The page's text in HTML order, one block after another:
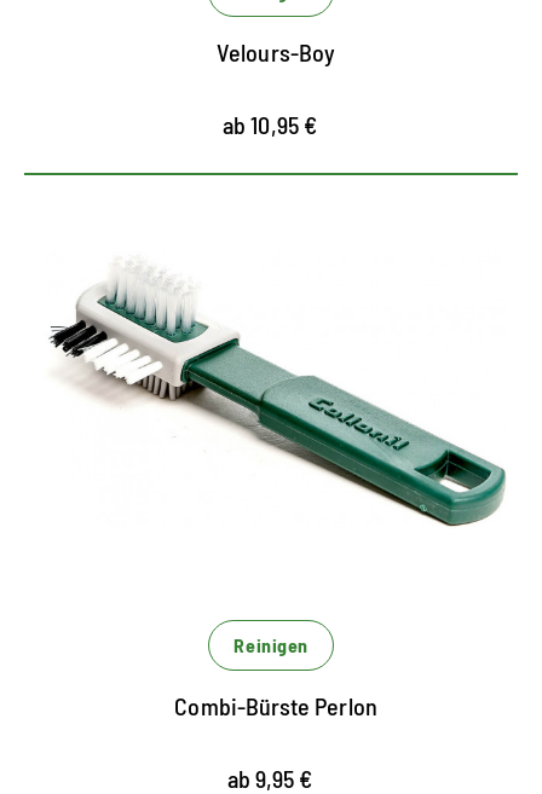
Velours-Boy
ab 10,95 €
Trockenreinigung für Rauleder
Spezialbürste mit Perlonborsten für Rauleder
der effektive, erste Schritt der Trockenreinigung
richtet die Fasern von Rauleder wieder auf
Reinigen
Combi-Bürste Perlon
ab 9,95 €